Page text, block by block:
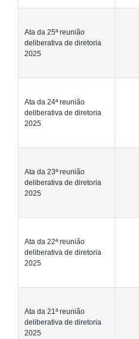
Ata da 25ª reunião
deliberativa de diretoria
2025
Ata da 24ª reunião
deliberativa de diretoria
2025
Ata da 23ª reunião
deliberativa de diretoria
2025
Ata da 22ª reunião
deliberativa de diretoria
2025
Ata da 21ª reunião
deliberativa de diretoria
2025